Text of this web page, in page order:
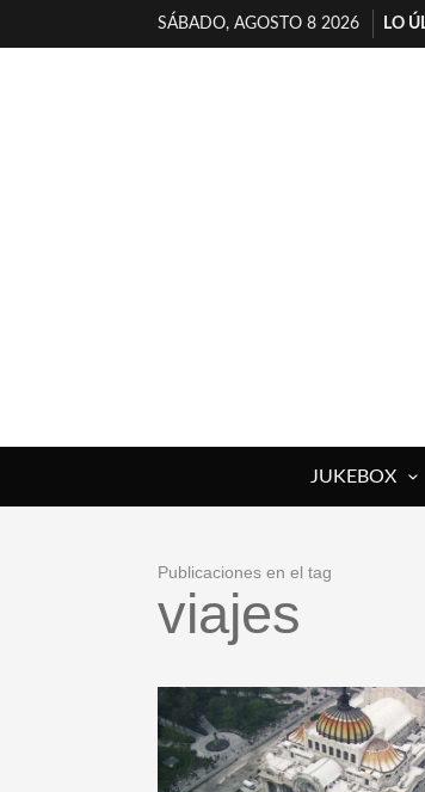
SÁBADO, AGOSTO 8 2026
LO
JUKEBOX
Publicaciones en el tag
viajes